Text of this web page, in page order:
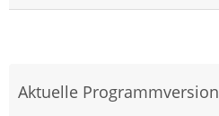
Aktuelle Programmversion